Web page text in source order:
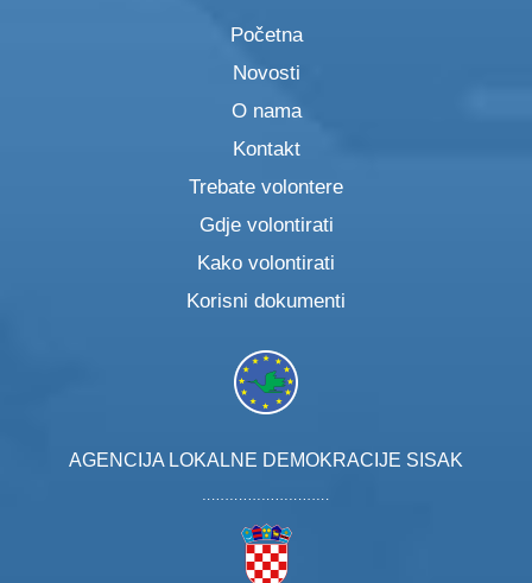
Početna
Novosti
O nama
Kontakt
Trebate volontere
Gdje volontirati
Kako volontirati
Korisni dokumenti
AGENCIJA LOKALNE DEMOKRACIJE SISAK